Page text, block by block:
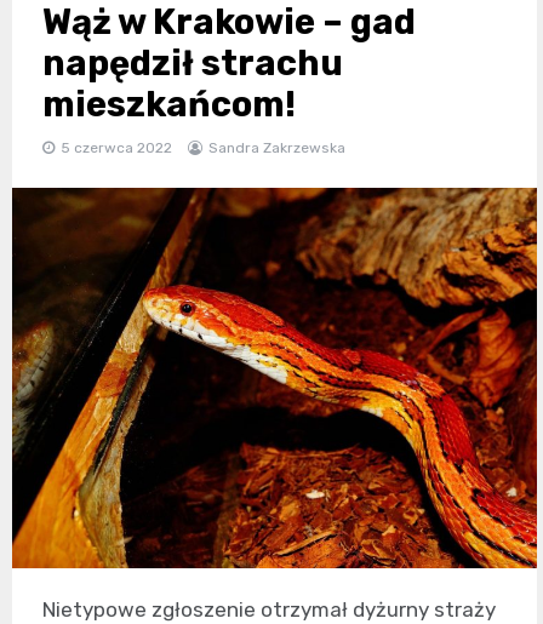
Wąż w Krakowie – gad
napędził strachu
mieszkańcom!
5 czerwca 2022 Sandra Zakrzewska
Nietypowe zgłoszenie otrzymał dyżurny straży